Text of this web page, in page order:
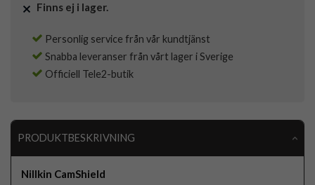
Finns ej i lager.
Personlig service från vår kundtjänst
Snabba leveranser från vårt lager i Sverige
Officiell Tele2-butik
PRODUKTBESKRIVNING
Nillkin CamShield